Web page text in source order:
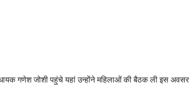
गणेश जोशी पहुंचे यहां उन्होंने महिलाओं की बैठक ली इस अवसर